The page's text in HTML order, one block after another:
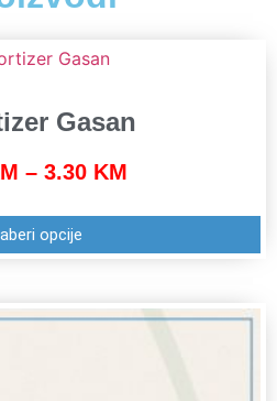
Gasan
– 3.30 KM
opcije